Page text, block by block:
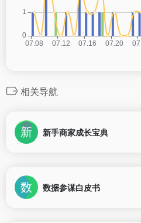
相关导航
新手商家成长宝典
数据参谋白皮书